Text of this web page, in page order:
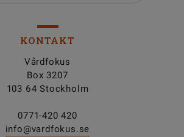
KONTAKT
Vårdfokus
Box 3207
103 64 Stockholm
0771-420 420
info@vardfokus.se